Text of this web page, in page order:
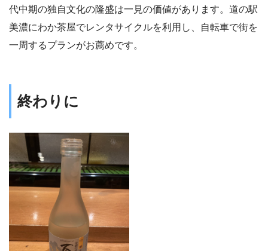
代中期の独自文化の隆盛は一見の価値があります。道の駅
美濃にわか茶屋でレンタサイクルを利用し、自転車で街を
一周するプランがお薦めです。
終わりに